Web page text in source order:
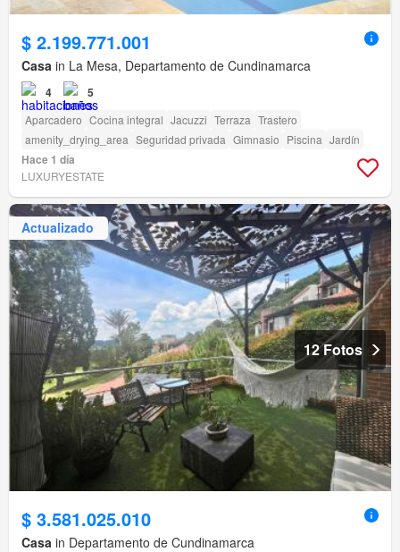
$ 2.199.771.001
Casa in La Mesa, Departamento de Cundinamarca
4 5
Aparcadero Cocina integral Jacuzzi Terraza Trastero
amenity_drying_area Seguridad privada Gimnasio Piscina Jardín
Hace 1 día
LUXURYESTATE
Actualizado
12 Fotos
$ 3.581.025.010
Casa in Departamento de Cundinamarca